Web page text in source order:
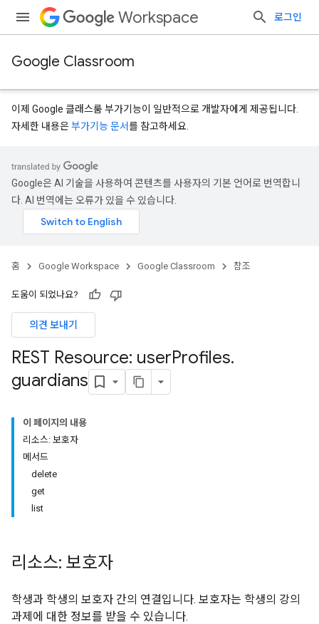
Workspace 로그인
Google Classroom
이제 Google 클래스룸 부가기능이 일반적으로 개발자에게 제공됩니다.
자세한 내용은부가기능 문서를 참고하세요.
Google은 AI 기술을 사용하여 콘텐츠를 사용자의 기본 언어로 번역합니
다. AI 번역에는 오류가 있을 수 있습니다.
홈 Google Workspace Google Classroom 참조
도움이 되었나요?
의견 보내기
REST Resource: userProfiles.
guardians
이 페이지의 내용
리소스: 보호자
메서드
delete
get
list
리소스: 보호자
학생과 학생의 보호자 간의 연결입니다. 보호자는 학생의 강의
과제에 대한 정보를 받을 수 있습니다.